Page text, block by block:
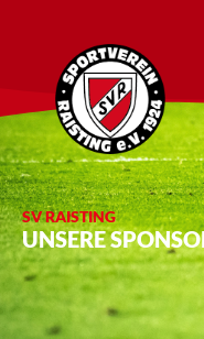
SV RAISTING
UNSERE